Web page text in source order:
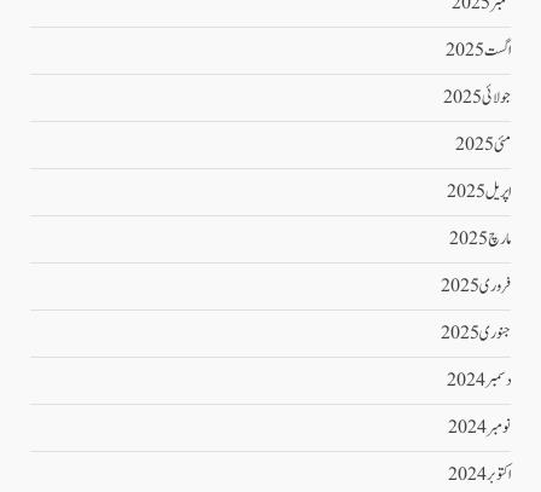
اگست 2025
جولائی 2025
مئی 2025
اپریل 2025
مارچ 2025
فروری 2025
جنوری 2025
دسمبر 2024
نومبر 2024
اکتوبر 2024